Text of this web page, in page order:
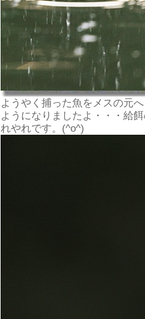
ようやく捕った魚をメスの元
ようになりましたよ・・・給
れやれです。(^o^)